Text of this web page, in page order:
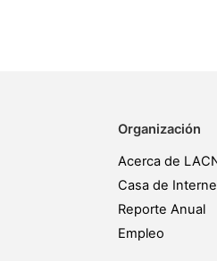
Organización
Acerca de
Casa de
Reporte Anual
Empleo